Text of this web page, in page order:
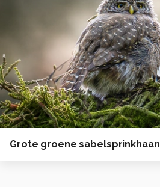
Grote groene sabelsprinkhaan